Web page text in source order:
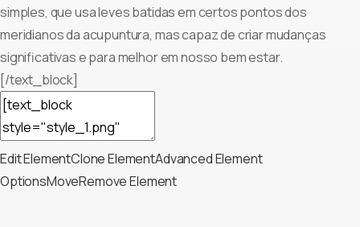
simples, que usa leves batidas em certos pontos dos
meridianos da acupuntura, mas capaz de criar mudanças
significativas e para melhor em nosso bem estar.
[/text_block]
Edit ElementClone ElementAdvanced Element
OptionsMoveRemove Element